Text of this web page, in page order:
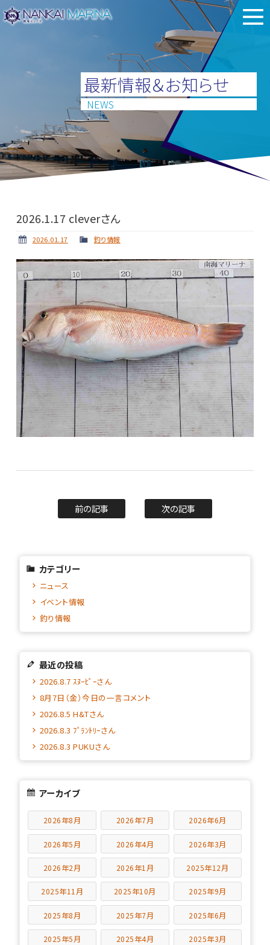
最新情報＆お知らせ
NEWS
2026.1.17 cleverさん
2026.01.17 釣り情報
前の記事 次の記事
カテゴリー
ニュース
イベント情報
釣り情報
最近の投稿
2026.8.7 ｽﾇｰﾋﾟｰさん
8月7日（金）今日の一言コメント
2026.8.5 H&Tさん
2026.8.3 ﾌﾟﾗﾝﾄﾘｰさん
2026.8.3 PUKUさん
アーカイブ
2026年8月 2026年7月 2026年6月
2026年5月 2026年4月 2026年3月
2026年2月 2026年1月 2025年12月
2025年11月 2025年10月 2025年9月
2025年8月 2025年7月 2025年6月
2025年5月 2025年4月 2025年3月